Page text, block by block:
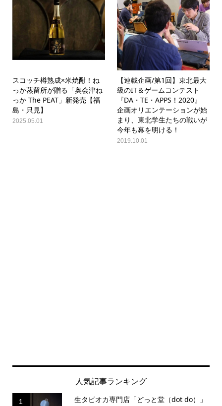
スコッチ樽熟成×米焼酎！ね
っか蒸留所が贈る「奥会津ね
っか The PEAT」新発売【福
島・只見】
2025.05.01
【連載企画/第1回】東北最大
級のIT＆ゲームコンテスト
『DA・TE・APPS！2020』
企画オリエンテーションが始
まり、東北学生たちの戦いが
今年も幕を明ける！
2019.10.01
人気記事ランキング
1
生タピオカ専門店「どっと堂（dot do）」